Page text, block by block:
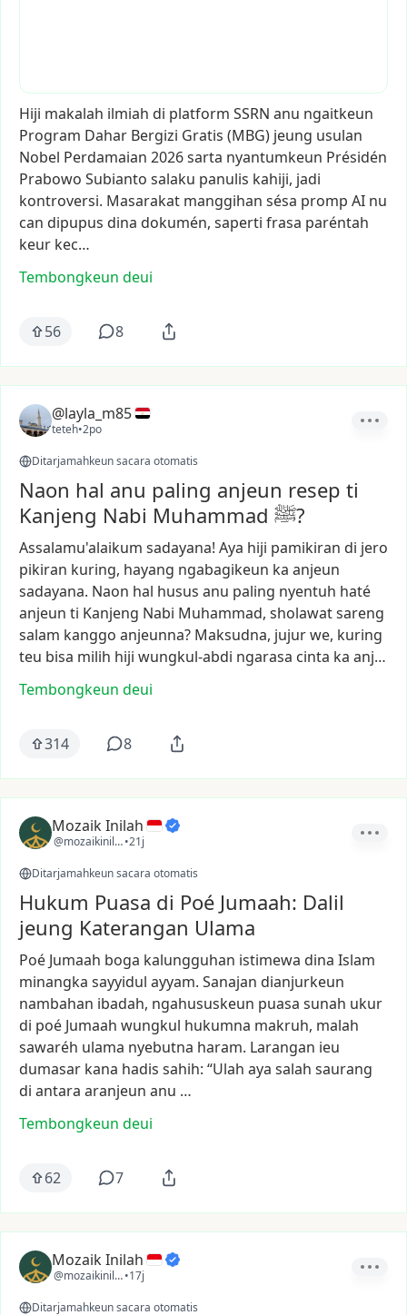
Hiji makalah ilmiah di platform SSRN anu ngaitkeun
Program Dahar Bergizi Gratis (MBG) jeung usulan
Nobel Perdamaian 2026sarta nyantumkeun Présidén
Prabowo Subianto salaku panulis kahiji, jadi
kontroversi. Masarakat manggihan sésa promp AI nu
can dipupus dina dokumén, saperti frasa paréntah
keur kec…
Tembongkeun deui
56 8
@layla_m85
teteh•2po
Ditarjamahkeun sacara otomatis
Naon hal anu paling anjeun resep ti
Kanjeng Nabi Muhammad ﷺ?
Assalamu'alaikum sadayana! Aya hiji pamikiran di jero
pikiran kuring, hayang ngabagikeun ka anjeun
sadayana. Naon hal husus anu paling nyentuh haté
anjeun ti Kanjeng Nabi Muhammad, sholawatsareng
salam kanggo anjeunna? Maksudna, jujurwe, kuring
teu bisa milih hiji wungkul-abdi ngarasa cinta ka anj…
Tembongkeun deui
314 8
Mozaik Inilah
@mozaikinilah•21j
Ditarjamahkeun sacara otomatis
Hukum Puasa di Poé Jumaah: Dalil
jeung Katerangan Ulama
Poé Jumaah boga kalungguhan istimewa dina Islam
minangka sayyidul ayyam. Sanajan dianjurkeun
nambahan ibadah, ngahususkeun puasa sunah ukur
di poé Jumaah wungkul hukumna makruh, malah
sawaréh ulama nyebutna haram. Larangan ieu
dumasar kana hadis sahih: “Ulah aya salah saurang
di antara aranjeun anu …
Tembongkeun deui
62 7
Mozaik Inilah
@mozaikinilah•17j
Ditarjamahkeun sacara otomatis